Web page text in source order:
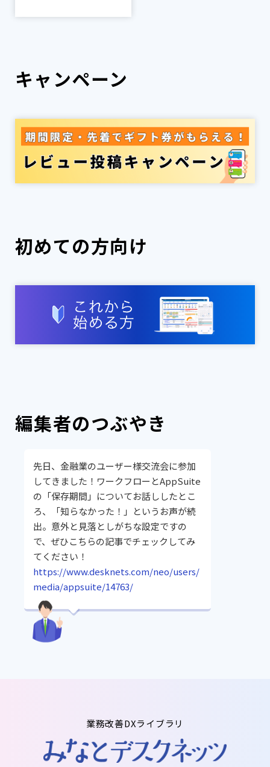
キャンペーン
初めての方向け
編集者のつぶやき
先日、金融業のユーザー様交流会に参加
してきました！ワークフローとAppSuite
の「保存期間」についてお話ししたとこ
ろ、「知らなかった！」というお声が続
出。意外と見落としがちな設定ですの
で、ぜひこちらの記事でチェックしてみ
てください！
https://www.desknets.com/neo/users/
media/appsuite/14763/
業務改善DXライブラリ